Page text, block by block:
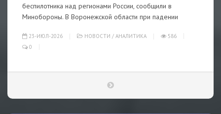
беспилотника над регионами России, сообщили в
Минобороны. В Воронежской области при падении
23-ИЮЛ-2026 НОВОСТИ / АНАЛИТИКА
586
0